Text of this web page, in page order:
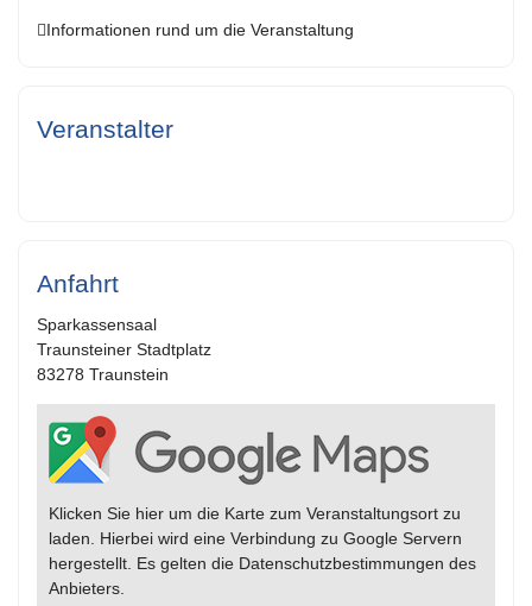
Informationen rund um die Veranstaltung
Veranstalter
Anfahrt
Sparkassensaal
Traunsteiner Stadtplatz
83278 Traunstein
Klicken Sie hier um die Karte zum Veranstaltungsort zu
laden. Hierbei wird eine Verbindung zu Google Servern
hergestellt. Es gelten die Datenschutzbestimmungen des
Anbieters.